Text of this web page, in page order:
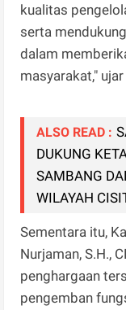
kualitas
serta
dalam
masyarakat,"
ALSO READ :
DUKUNG
SAMBANG
WILAYAH
Sementara itu,
Nurjaman, S.H.,
penghargaan
pengemban